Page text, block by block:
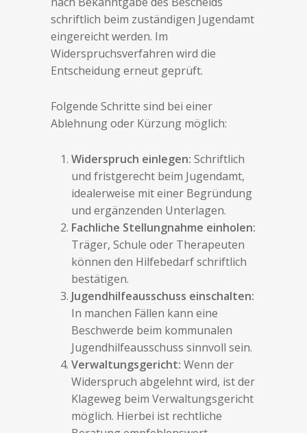
schriftlich beim zuständigen Jugendamt
eingereicht werden. Im
Widerspruchsverfahren wird die
Entscheidung erneut geprüft.
Folgende Schritte sind bei einer
Ablehnung oder Kürzung möglich:
Widerspruch einlegen: Schriftlich
und fristgerecht beim Jugendamt,
idealerweise mit einer Begründung
und ergänzenden Unterlagen.
Fachliche Stellungnahme einholen:
Träger, Schule oder Therapeuten
können den Hilfebedarf schriftlich
bestätigen.
Jugendhilfeausschuss einschalten:
In manchen Fällen kann eine
Beschwerde beim kommunalen
Jugendhilfeausschuss sinnvoll sein.
Verwaltungsgericht: Wenn der
Widerspruch abgelehnt wird, ist der
Klageweg beim Verwaltungsgericht
möglich. Hierbei ist rechtliche